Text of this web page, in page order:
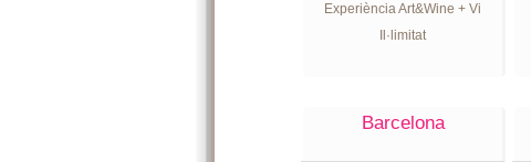
Experiència Art&Wine + Vi
Il·limitat
Barcelona